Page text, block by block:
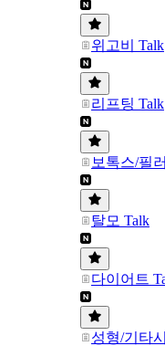
위고비 Talk
리프팅 Talk
보톡스/필
탈모 Talk
다이어트
성형/기타